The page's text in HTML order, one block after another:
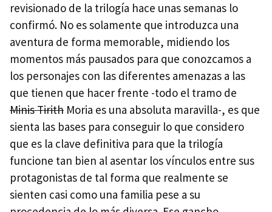
revisionado de la trilogía hace unas semanas lo
confirmó. No es solamente que introduzca una
aventura de forma memorable, midiendo los
momentos más pausados para que conozcamos a
los personajes con las diferentes amenazas a las
que tienen que hacer frente -todo el tramo de
Minis Tirith Moria es una absoluta maravilla-, es que
sienta las bases para conseguir lo que considero
que es la clave definitiva para que la trilogía
funcione tan bien al asentar los vínculos entre sus
protagonistas de tal forma que realmente se
sienten casi como una familia pese a su